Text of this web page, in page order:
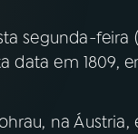
segunda-feira
data em 1809,
na